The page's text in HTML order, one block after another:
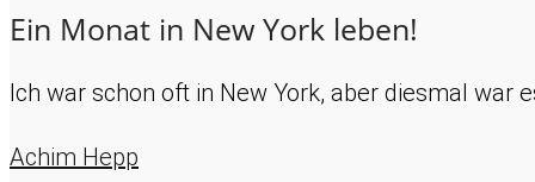
Ein Monat in New York leben!
Ich war schon oft in New York, aber diesmal war
Achim Hepp